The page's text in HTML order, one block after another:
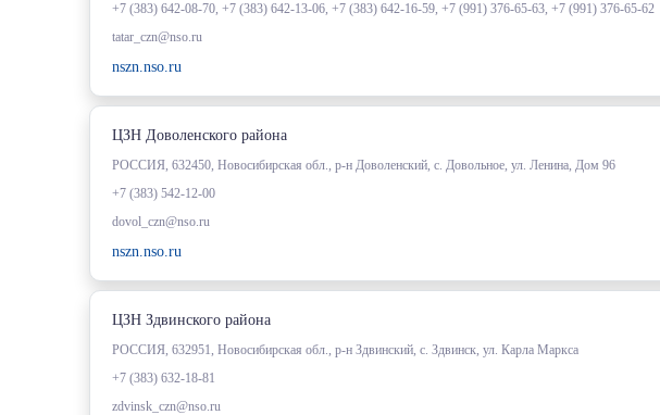
+7 (383) 642-08-70, +7 (383) 642-13-06, +7 (383) 642-16-59, +7 (991) 376-65-63, +7 (991) 376-65-62
tatar_czn@nso.ru
nszn.nso.ru
ЦЗН Доволенского района
РОССИЯ, 632450, Новосибирская обл., р-н Доволенский, с. Довольное, ул. Ленина, Дом 96
+7 (383) 542-12-00
dovol_czn@nso.ru
nszn.nso.ru
ЦЗН Здвинского района
РОССИЯ, 632951, Новосибирская обл., р-н Здвинский, с. Здвинск, ул. Карла Маркса
+7 (383) 632-18-81
zdvinsk_czn@nso.ru